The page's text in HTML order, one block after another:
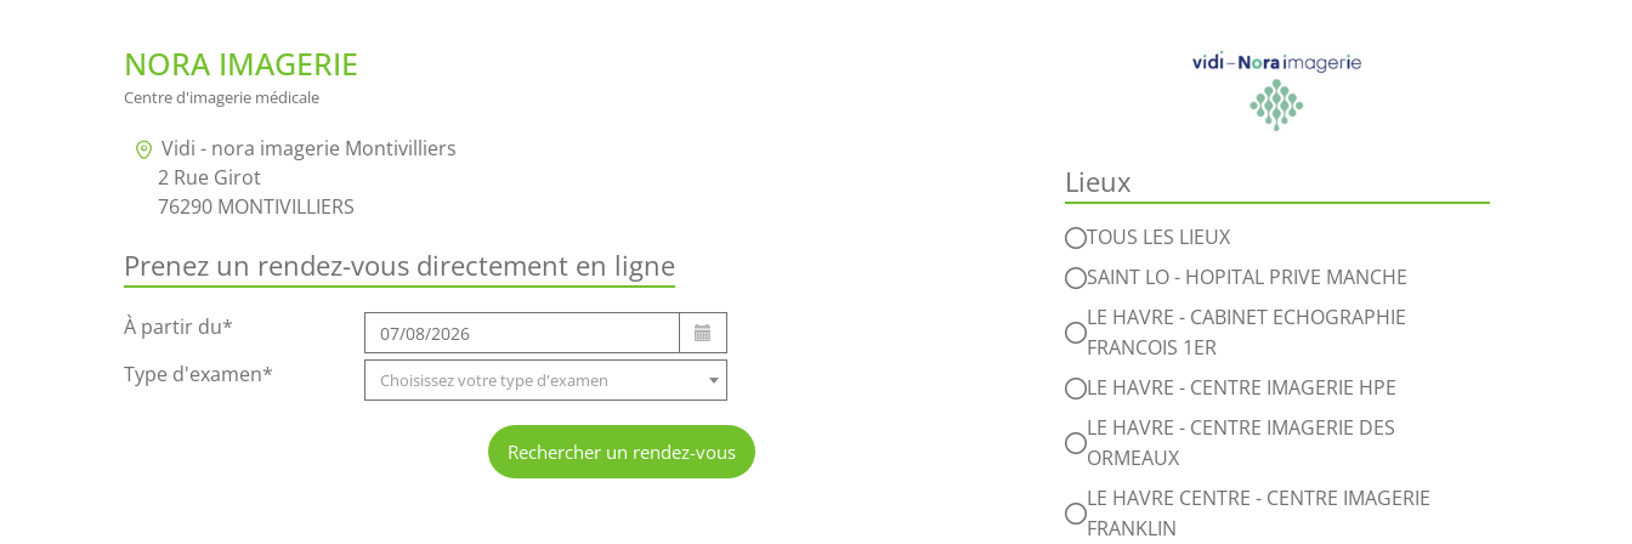
NORA IMAGERIE
Centre d'imagerie médicale
Vidi - nora imagerie Montivilliers
2 Rue Girot
76290 MONTIVILLIERS
Prenez un rendez-vous directement en ligne
À partir du*
Type d'examen*
Choisissez votre type d'examen
Rechercher un rendez-vous
Lieux
TOUS LES LIEUX
SAINT LO - HOPITAL PRIVE MANCHE
LE HAVRE - CABINET ECHOGRAPHIE
FRANCOIS 1ER
LE HAVRE - CENTRE IMAGERIE HPE
LE HAVRE - CENTRE IMAGERIE DES
ORMEAUX
LE HAVRE CENTRE - CENTRE IMAGERIE
FRANKLIN